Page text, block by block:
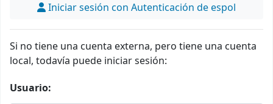
Iniciar sesión con Autenticación de espol
Si no tiene una cuenta externa, pero tiene una cuenta
local, todavía puede iniciar sesión:
Usuario: